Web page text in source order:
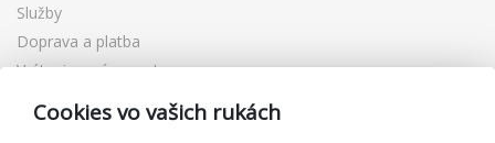
Služby
Doprava a platba
Vrátenie a výmena tovaru
Reklamácia
Darčekové poukážky
Cookies vo vašich rukách